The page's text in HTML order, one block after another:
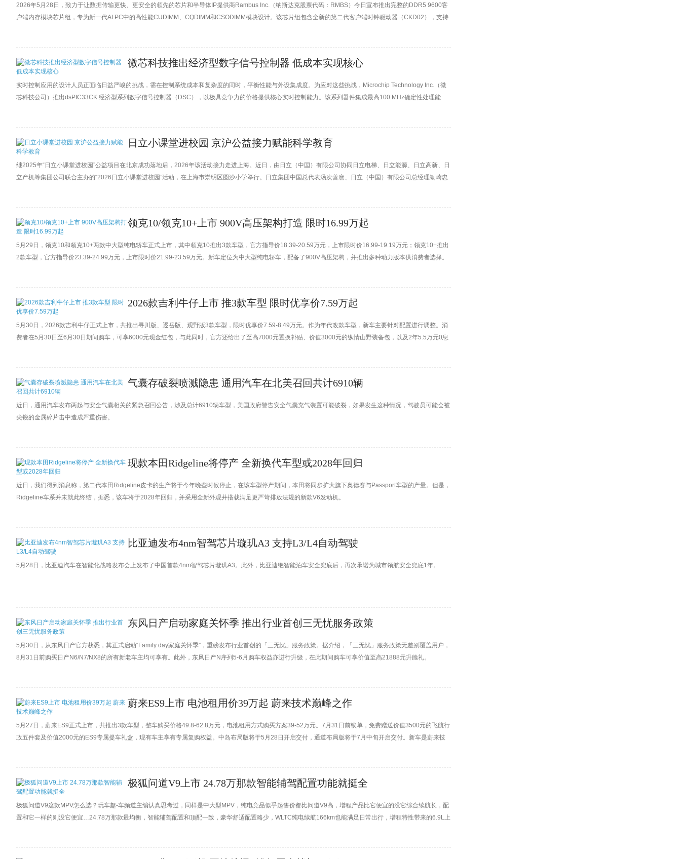
2026年5月28日，致力于让数据传输更快、更安全的领先的芯片和半导体IP提供商Rambus Inc.（纳斯达克股票代码：RMBS）今日宣布推出完整的DDR5 9600客
户端内存模块芯片组，专为新一代AI PC中的高性能CUDIMM、CQDIMM和CSODIMM模块设计。该芯片组包含全新的第二代客户端时钟驱动器（CKD02），支持
微芯科技推出经济型数字信号控制器 低成本实现核心
实时控制应用的设计人员正面临日益严峻的挑战，需在控制系统成本和复杂度的同时，平衡性能与外设集成度。为应对这些挑战，Microchip Technology Inc.（微
芯科技公司）推出dsPIC33CK 经济型系列数字信号控制器（DSC），以极具竞争力的价格提供核心实时控制能力。该系列器件集成最高100 MHz确定性处理能
日立小课堂进校园 京沪公益接力赋能科学教育
继2025年“日立小课堂进校园”公益项目在北京成功落地后，2026年该活动接力走进上海。近日，由日立（中国）有限公司协同日立电梯、日立能源、日立高新、日
立产机等集团公司联合主办的“2026日立小课堂进校园”活动，在上海市崇明区圆沙小学举行。日立集团中国总代表汤次善麿、日立（中国）有限公司总经理蛎崎忠
领克10/领克10+上市 900V高压架构打造 限时16.99万起
5月29日，领克10和领克10+两款中大型纯电轿车正式上市，其中领克10推出3款车型，官方指导价18.39-20.59万元，上市限时价16.99-19.19万元；领克10+推出
2款车型，官方指导价23.39-24.99万元，上市限时价21.99-23.59万元。新车定位为中大型纯电轿车，配备了900V高压架构，并推出多种动力版本供消费者选择。
2026款吉利牛仔上市 推3款车型 限时优享价7.59万起
5月30日，2026款吉利牛仔正式上市，共推出寻川版、逐岳版、观野版3款车型，限时优享价7.59-8.49万元。作为年代改款车型，新车主要针对配置进行调整。消
费者在5月30日至6月30日期间购车，可享6000元现金红包，与此同时，官方还给出了至高7000元置换补贴、价值3000元的纵情山野装备包，以及2年5.5万元0息
气囊存破裂喷溅隐患 通用汽车在北美召回共计6910辆
近日，通用汽车发布两起与安全气囊相关的紧急召回公告，涉及总计6910辆车型，美国政府警告安全气囊充气装置可能破裂，如果发生这种情况，驾驶员可能会被
尖锐的金属碎片击中造成严重伤害。
现款本田Ridgeline将停产 全新换代车型或2028年回归
近日，我们得到消息称，第二代本田Ridgeline皮卡的生产将于今年晚些时候停止，在该车型停产期间，本田将同步扩大旗下奥德赛与Passport车型的产量。但是，
Ridgeline车系并未就此终结，据悉，该车将于2028年回归，并采用全新外观并搭载满足更严苛排放法规的新款V6发动机。
比亚迪发布4nm智驾芯片璇玑A3 支持L3/L4自动驾驶
5月28日，比亚迪汽车在智能化战略发布会上发布了中国首款4nm智驾芯片璇玑A3。此外，比亚迪继智能泊车安全兜底后，再次承诺为城市领航安全兜底1年。
东风日产启动家庭关怀季 推出行业首创三无忧服务政策
5月30日，从东风日产官方获悉，其正式启动“Family day家庭关怀季”，重磅发布行业首创的「三无忧」服务政策。据介绍，「三无忧」服务政策无差别覆盖用户，
8月31日前购买日产N6/N7/NX8的所有新老车主均可享有。此外，东风日产N序列5-6月购车权益亦进行升级，在此期间购车可享价值至高21888元升舱礼。
蔚来ES9上市 电池租用价39万起 蔚来技术巅峰之作
5月27日，蔚来ES9正式上市，共推出3款车型，整车购买价格49.8-62.8万元，电池租用方式购买方案39-52万元。7月31日前锁单，免费赠送价值3500元的飞航行
政五件套及价值2000元的ES9专属提车礼盒，现有车主享有专属复购权益。中岛布局版将于5月28日开启交付，通道布局版将于7月中旬开启交付。新车是蔚来技
极狐问道V9上市 24.78万那款智能辅驾配置功能就挺全
极狐问道V9这款MPV怎么选？玩车趣-车频道主编认真思考过，同样是中大型MPV，纯电竞品似乎起售价都比问道V9高，增程产品比它便宜的没它综合续航长，配
置和它一样的则没它便宜…24.78万那款最均衡，智能辅驾配置和顶配一致，豪华舒适配置略少，WLTC纯电续航166km也能满足日常出行，增程特性带来的6.9L上